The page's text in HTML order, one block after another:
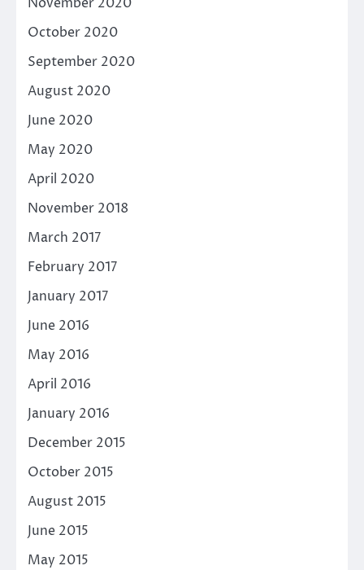
October 2020
September 2020
August 2020
June 2020
May 2020
April 2020
November 2018
March 2017
February 2017
January 2017
June 2016
May 2016
April 2016
January 2016
December 2015
October 2015
August 2015
June 2015
May 2015